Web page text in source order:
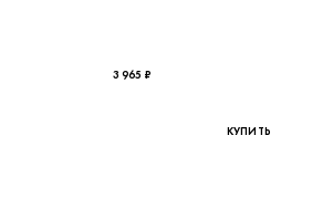
3 250 ₽ - цена без НДС